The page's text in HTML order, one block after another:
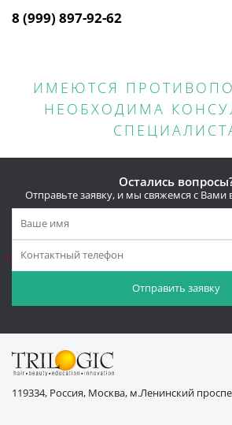
8 (999) 897-92-62
ИМЕЮТСЯ
НЕОБХОДИМА
Остались
Отправьте заявку, и мы свяжемся с
*
119334, Россия, Москва, м.Ленинский